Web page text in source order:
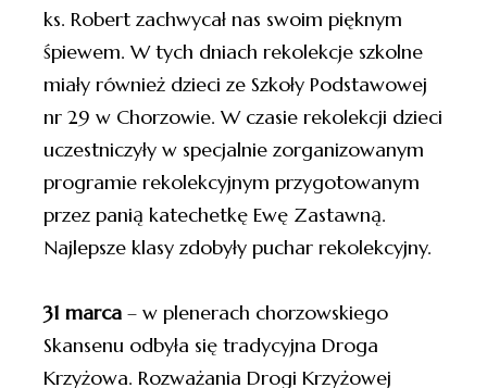
ks. Robert zachwycał nas swoim pięknym
śpiewem. W tych dniach rekolekcje szkolne
miały również dzieci ze Szkoły Podstawowej
nr 29 w Chorzowie. W czasie rekolekcji dzieci
uczestniczyły w specjalnie zorganizowanym
programie rekolekcyjnym przygotowanym
przez panią katechetkę Ewę Zastawną.
Najlepsze klasy zdobyły puchar rekolekcyjny.
31 marca – w plenerach chorzowskiego
Skansenu odbyła się tradycyjna Droga
Krzyżowa. Rozważania Drogi Krzyżowej